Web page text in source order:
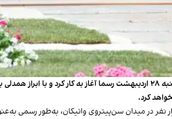
پاپ لئوی چهاردهم یکشنبه ۲۸ اردیبهشت رسما آغاز به
کرد.
نفر در میدان سن‌پیتروی واتیکان، به‌طور